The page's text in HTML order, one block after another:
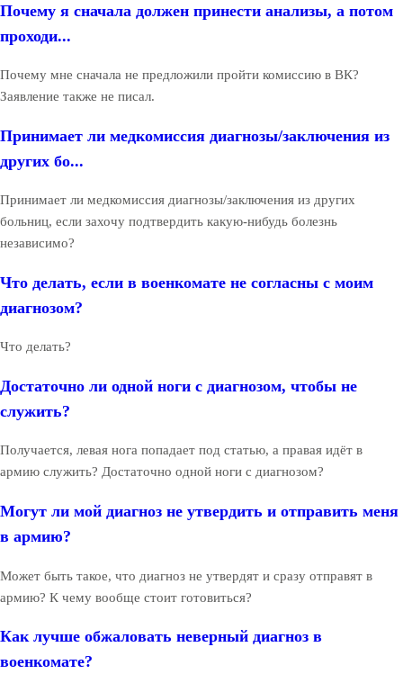
Почему я сначала должен принести анализы, а потом
проходи...
Почему мне сначала не предложили пройти комиссию в ВК?
Заявление также не писал.
Принимает ли медкомиссия диагнозы/заключения из
других бо...
Принимает ли медкомиссия диагнозы/заключения из других
больниц, если захочу подтвердить какую-нибудь болезнь
независимо?
Что делать, если в военкомате не согласны с моим
диагнозом?
Что делать?
Достаточно ли одной ноги с диагнозом, чтобы не
служить?
Получается, левая нога попадает под статью, а правая идёт в
армию служить? Достаточно одной ноги с диагнозом?
Могут ли мой диагноз не утвердить и отправить меня
в армию?
Может быть такое, что диагноз не утвердят и сразу отправят в
армию? К чему вообще стоит готовиться?
Как лучше обжаловать неверный диагноз в
военкомате?